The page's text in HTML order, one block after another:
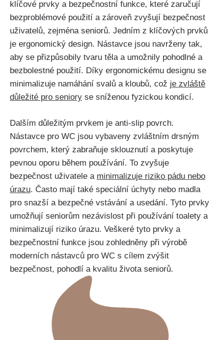
klíčové prvky a bezpečnostní funkce, které zaručují
bezproblémové použití a zároveň zvyšují bezpečnost
uživatelů, zejména seniorů. Jedním z klíčových prvků
je ergonomický design. Nástavce jsou navrženy tak,
aby se přizpůsobily tvaru těla a umožnily pohodlné a
bezbolestné použití. Díky ergonomickému designu se
minimalizuje namáhání svalů a kloubů, což je zvláště
důležité pro seniory se sníženou fyzickou kondicí.
Dalším důležitým prvkem je anti-slip povrch.
Nástavce pro WC jsou vybaveny zvláštním drsným
povrchem, který zabraňuje sklouznutí a poskytuje
pevnou oporu během používání. To zvyšuje
bezpečnost uživatele a minimalizuje riziko pádu nebo
úrazu. Často mají také speciální úchyty nebo madla
pro snazší a bezpečné vstávání a usedání. Tyto prvky
umožňují seniorům nezávislost při používání toalety a
minimalizují riziko úrazu. Veškeré tyto prvky a
bezpečnostní funkce jsou zohledněny při výrobě
moderních nástavců pro WC s cílem zvýšit
bezpečnost, pohodlí a kvalitu života seniorů.